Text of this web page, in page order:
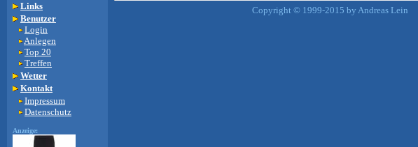
Links
Benutzer
Login
Anlegen
Top 20
Treffen
Wetter
Kontakt
Impressum
Datenschutz
Anzeige:
Copyright © 1999-2015 by Andreas Lein